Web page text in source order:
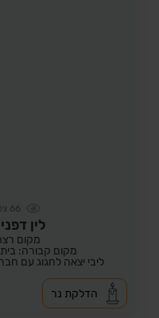
66
לין
מקום
מקום קבורה: בית
ליבי יצאה לחגוג עם
הדלקת נר